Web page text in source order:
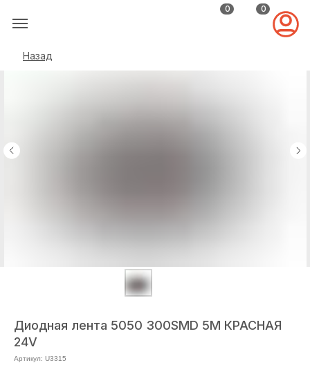
0 0
Назад
Диодная лента 5050 300SMD 5M КРАСНАЯ
24V
Артикул: U3315